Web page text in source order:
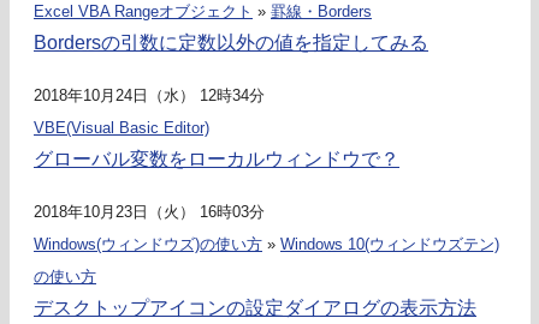
Excel VBA Rangeオブジェクト » 罫線・Borders
Bordersの引数に定数以外の値を指定してみる
2018年10月24日（水） 12時34分
VBE(Visual Basic Editor)
グローバル変数をローカルウィンドウで？
2018年10月23日（火） 16時03分
Windows(ウィンドウズ)の使い方 » Windows 10(ウィンドウズテン)
の使い方
デスクトップアイコンの設定ダイアログの表示方法